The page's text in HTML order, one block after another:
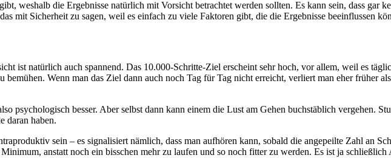
weshalb die Ergebnisse natürlich mit Vorsicht betrachtet werden sollten. Es kann sein, dass gar
mit Sicherheit zu sagen, weil es einfach zu viele Faktoren gibt, die die Ergebnisse beeinflussen
ist natürlich auch spannend. Das 10.000-Schritte-Ziel erscheint sehr hoch, vor allem, weil es
Wenn man das Ziel dann auch noch Tag für Tag nicht erreicht, verliert man eher früher
psychologisch besser. Aber selbst dann kann einem die Lust am Gehen buchstäblich vergehen.
daran haben.
sein – es signalisiert nämlich, dass man aufhören kann, sobald die angepeilte Zahl an
anstatt noch ein bisschen mehr zu laufen und so noch fitter zu werden. Es ist ja